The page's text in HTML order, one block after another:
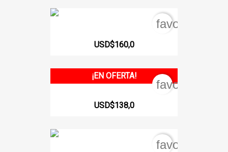
USD$160,0
USD$138,0
¡EN OFERTA!